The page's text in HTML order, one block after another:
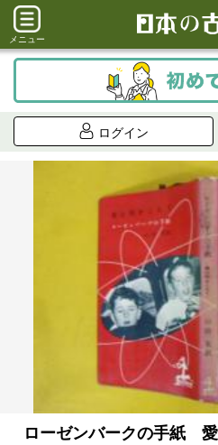
メニュー
ログイン
ローゼンバークの手紙